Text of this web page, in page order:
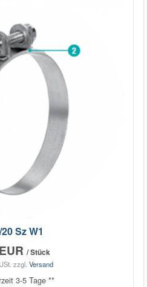
Sz W1
/ Stück
zzgl. Versand
3-5 Tage **